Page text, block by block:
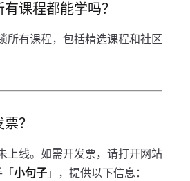
课程都能学吗？
所有课程，包括精选课程和社区
？
上线。如需开发票，请打开网站
小句子 」，提供以下信息：